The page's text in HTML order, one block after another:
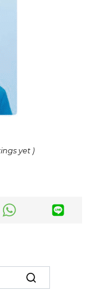
yet )